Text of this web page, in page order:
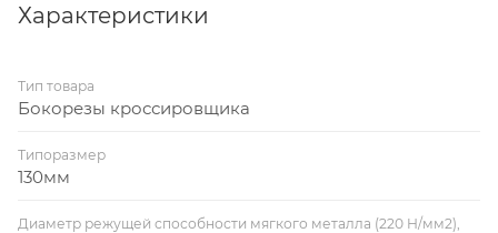
Характеристики
Тип товара
Бокорезы кроссировщика
Типоразмер
130мм
Диаметр режущей способности мягкого металла (220 H/мм2),